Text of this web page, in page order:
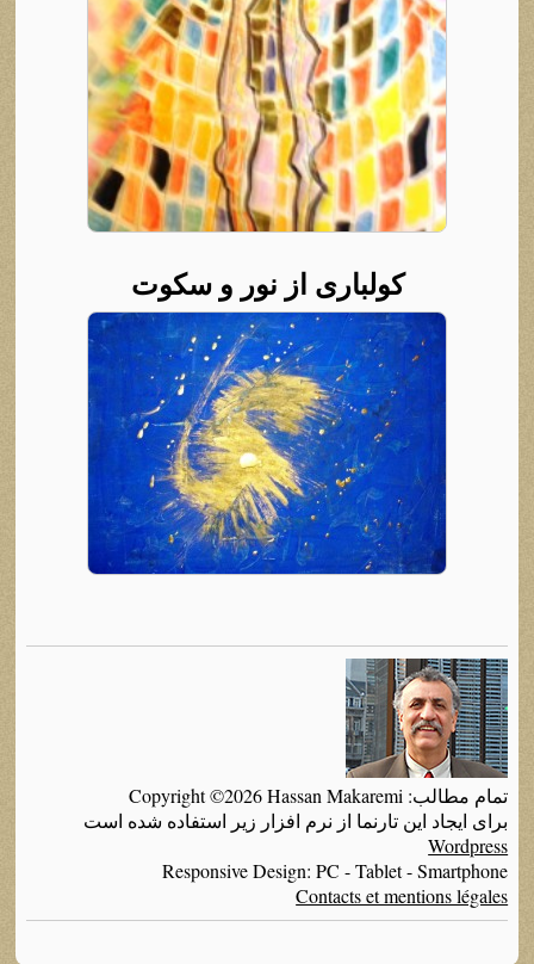
کولباری از نور و سکوت
تمام مطالب: Copyright ©2026 Hassan Makaremi
برای ایجاد این تارنما از نرم افزار زیر استفاده شده است
Wordpress
Responsive Design: PC - Tablet - Smartphone
Contacts et mentions légales